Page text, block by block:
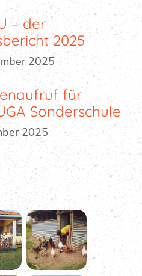
– der
2025
2025
für
Sonderschule
2025